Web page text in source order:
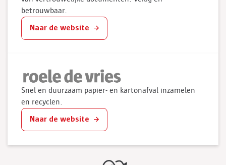
betrouwbaar.
Naar de website
Snel en duurzaam papier- en kartonafval inzamelen
en recyclen.
Naar de website